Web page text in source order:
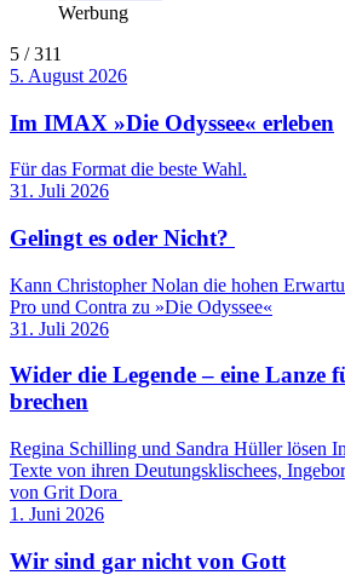
Werbung
5 / 311
5. August 2026
Im IMAX »Die Odyssee« erleben
Für das Format die beste Wahl.
31. Juli 2026
Gelingt es oder Nicht?
Kann Christopher Nolan die hohen
Pro und Contra zu »Die Odyssee«
31. Juli 2026
Wider die Legende – eine Lanze
brechen
Regina Schilling und Sandra Hüller lösen
Texte von ihren Deutungsklischees,
von Grit Dora
1. Juni 2026
Wir sind gar nicht von Gott